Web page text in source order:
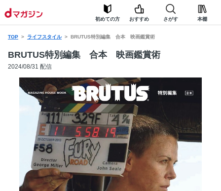
初めての方 おすすめ さがす 本棚
TOP ライフスタイル BRUTUS特別編集 合本 映画鑑賞術
BRUTUS特別編集 合本 映画鑑賞術
2024/08/31 配信